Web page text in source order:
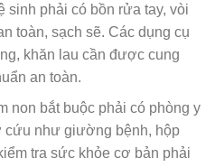
sinh phải có bồn rửa tay, vòi
toàn, sạch sẽ. Các dụng cụ
khăn lau cần được cung
an toàn.
non bắt buộc phải có phòng y
cứu như giường bệnh, hộp
tra sức khỏe cơ bản phải